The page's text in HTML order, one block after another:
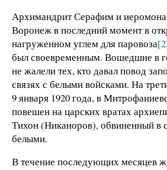
Архимандрит Серафим и
Воронеж в последний момент в
нагруженном углем для паровоза
был своевременным. Вошедшие в
не жалели тех, кто давал повод
связях с белыми войсками. На
9 января 1920 года, в
повешен на царских вратах
Тихон (Никаноров), обвиненный в
белыми.
В течение последующих месяцев